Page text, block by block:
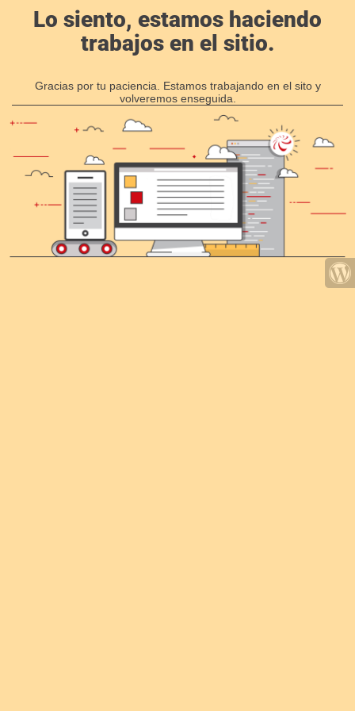
Lo siento, estamos haciendo
trabajos en el sitio.
Gracias por tu paciencia. Estamos trabajando en el sito y
volveremos enseguida.